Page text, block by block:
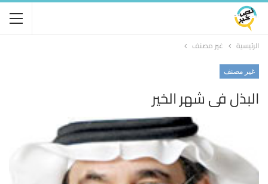
الرئيسية غير مصنف
غير مصنف
البذل في شهر الخير